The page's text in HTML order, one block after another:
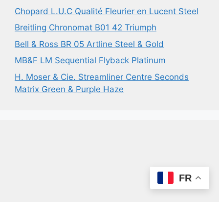
Chopard L.U.C Qualité Fleurier en Lucent Steel
Breitling Chronomat B01 42 Triumph
Bell & Ross BR 05 Artline Steel & Gold
MB&F LM Sequential Flyback Platinum
H. Moser & Cie. Streamliner Centre Seconds
Matrix Green & Purple Haze
FR